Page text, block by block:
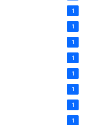
1
1
1
1
1
1
1
1